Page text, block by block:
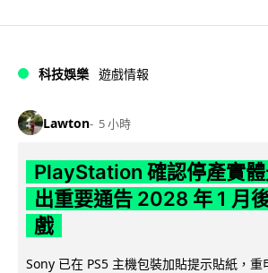
科技娛樂 遊戲情報
Lawton 5 小時
PlayStation 確認停產實
出重要通告 2028 年 1 月
戲
Sony 已在 PS5 主機包裝加貼提示貼紙，